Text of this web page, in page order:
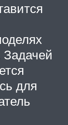
Задачей
для